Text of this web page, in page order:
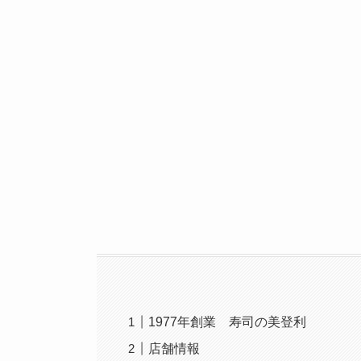
1977年創業 寿司の美登利
店舗情報